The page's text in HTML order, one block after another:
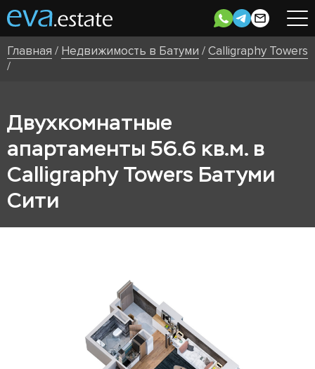
Главная / Недвижимость в Батуми /Calligraphy Towers
/
Двухкомнатные
апартаменты 56.6 кв.м. в
Calligraphy Towers Батуми
Сити